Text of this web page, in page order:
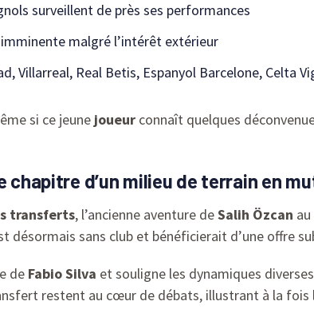
surveillent de près ses performances
malgré l’intérêt extérieur
Villarreal, Real Betis, Espanyol Barcelone, Celta
si ce jeune joueur connaît quelques
chapitre d’un milieu de terrain en
transferts, l’ancienne aventure deSalih Özcan
désormais sans club et bénéficierait d’une offre
de Fabio Silva et souligne les dynamiques
restent au cœur de débats, illustrant à la